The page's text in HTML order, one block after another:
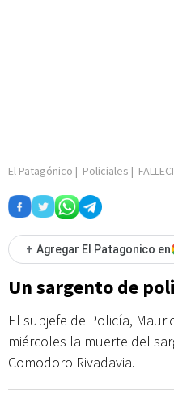
El Patagónico | Policiales |
+ Agregar El Patagonico en
Un sargento de
El subjefe de Policía,
miércoles la muerte del
Comodoro Rivadavia.